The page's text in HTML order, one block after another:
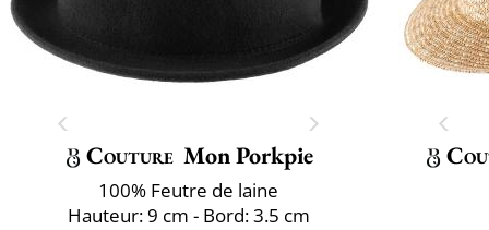
Couture Mon Porkpie
100% Feutre de laine
Hauteur: 9 cm - Bord: 3.5 cm